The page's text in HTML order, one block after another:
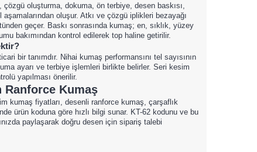
oluşturma, dokuma, ön terbiye, desen baskısı,
oluşur. Atkı ve çözgü iplikleri bezayağı
geçer. Baskı sonrasında kumaş; en, sıklık, yüzey
bakımından kontrol edilerek top haline getirilir.
bir tanımdır. Nihai kumaş performansını tel sayısının
ayarı ve terbiye işlemleri birlikte belirler. Seri kesim
yapılması önerilir.
Ranforce Kumaş
kumaş fiyatları, desenli ranforce kumaş, çarşaflık
ürün koduna göre hızlı bilgi sunar. KT-62 kodunu ve bu
paylaşarak doğru desen için sipariş talebi